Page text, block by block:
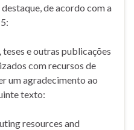
de acordo com a
e outras publicações
com recursos de
um agradecimento ao
texto:
resources and